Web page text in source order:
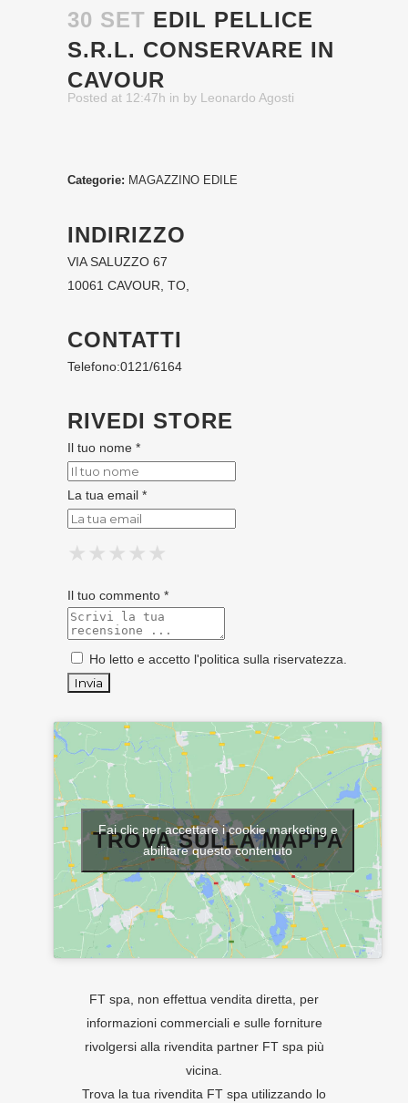
30 SET EDIL PELLICE
S.R.L. CONSERVARE IN
CAVOUR
Posted at 12:47h in by Leonardo Agosti
Categorie: MAGAZZINO EDILE
INDIRIZZO
VIA SALUZZO 67
10061 CAVOUR, TO,
CONTATTI
Telefono:0121/6164
RIVEDI STORE
Il tuo nome *
La tua email *
★
★ ★
★ ★ ★
★ ★ ★ ★
★ ★ ★ ★ ★
Il tuo commento *
Ho letto e accetto l'politica sulla riservatezza
TROVA SULLA MAPPA
Fai clic per accettare i cookie marketing e
abilitare questo contenuto
FT spa, non effettua vendita diretta, per
informazioni commerciali e sulle forniture
rivolgersi alla rivendita partner FT spa più
vicina.
Trova la tua rivendita FT spa utilizzando lo